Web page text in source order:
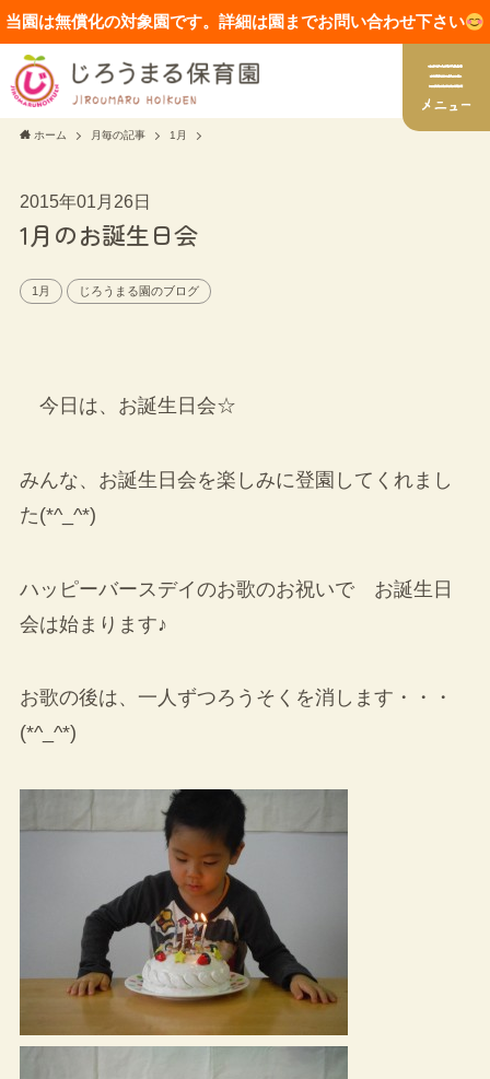
当園は無償化の対象園です。詳細は園までお問い合わせ下さい
ホーム 月毎の記事 1月
2015年01月26日
1月のお誕生日会
1月 じろうまる園のブログ
今日は、お誕生日会☆
みんな、お誕生日会を楽しみに登園してくれまし
た(*^_^*)
ハッピーバースデイのお歌のお祝いで お誕生日
会は始まります♪
お歌の後は、一人ずつろうそくを消します・・・
(*^_^*)